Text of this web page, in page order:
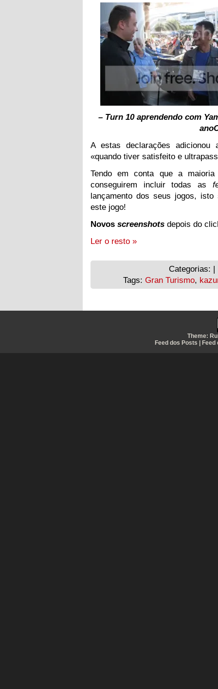
– Turn 10 aprendendo com
A estas declarações
«quando tiver satisfeito e
Tendo em conta que a
conseguirem incluir todas as
lançamento dos seus jogos,
este jogo!
Novos screenshots depois do
Ler o resto »
Categorias: |
Tags: Gran Turismo,
Theme:
Feed dos Posts | Feed